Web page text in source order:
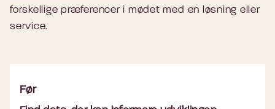
forskellige præferencer i mødet med en løsning eller
service.
Før